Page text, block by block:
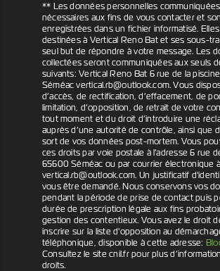
** Les données personnelles
nécessaires aux fins de vous contacter et
enregistrées dans un fichier informatisé.
destinées à Vertical Reno Bat et ses sous-
seul but de répondre à votre message. Les
collectées seront communiquées aux seuls
suivants: Vertical Reno Bat 6 rue de la
Séméac vertical.rb@outlook.com. Vous
d’accès, de rectification, d’effacement, de
limitation, d’opposition, de retrait de votre
tout moment et du droit d’introduire une
auprès d’une autorité de contrôle, ainsi que
sort de vos données post-mortem. Vous
ces droits par voie postale à l'adresse 6 rue
65600 Séméac ou par courrier électronique
vertical.rb@outlook.com. Un justificatif
vous être demandé. Nous conservons vos
pendant la période de prise de contact puis
durée de prescription légale aux fins
gestion des contentieux. Vous avez le droit
inscrire sur la liste d'opposition au
téléphonique, disponible à cette adresse:
Consultez le site cnil.fr pour plus
droits.